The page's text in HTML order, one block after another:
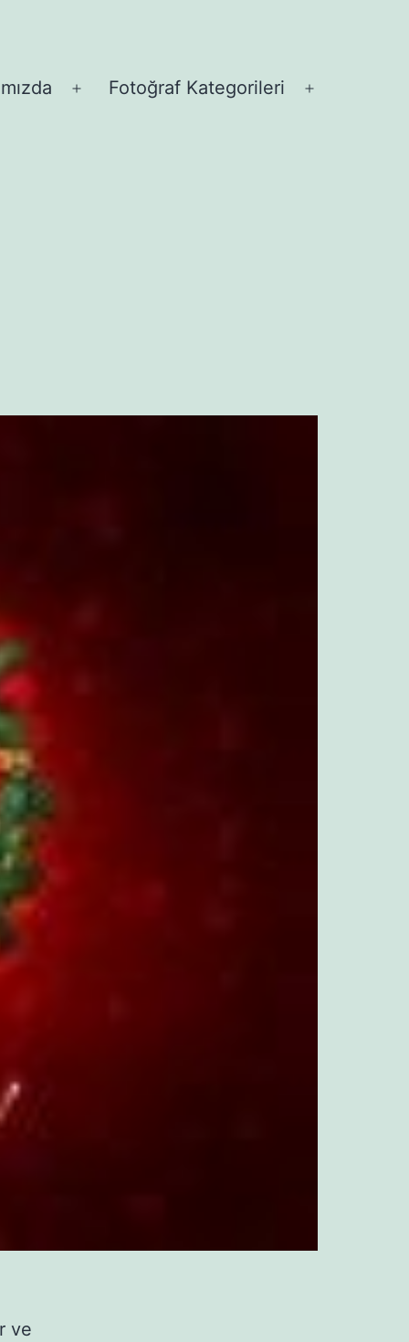
Menüyü
Fotoğraf Kategorileri
ve